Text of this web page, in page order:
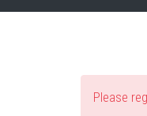
Please